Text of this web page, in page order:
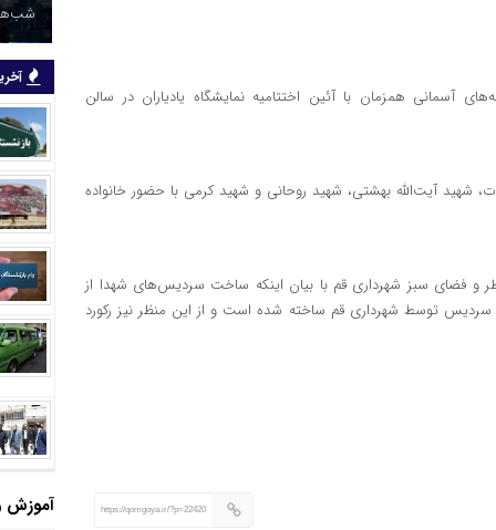
آسمانی همزمان با آئین اختتامیه نمایشگاه یادیاران در سالن
شهید آیت‌الله بهشتی، شهید روحانی و شهید کرمی با حضور خانواده
و فضای سبز شهرداری قم با بیان اینکه ساخت سردیس‌های شهدا از
حدود سه سال پیش آغاز شده است، تصریح کرد: طی این مدت ۵۱ سردیس توسط شهرداری قم ساخته شده است و از این منظر نیز رکورد
https://qomgoya.ir/?p=22420 آموزش